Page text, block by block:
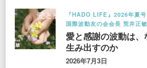
『HADO LIFE』2026年夏号
国際波動友の会会長 荒井正敏
愛と感謝の波動は
生み出すのか
2026年7月3日